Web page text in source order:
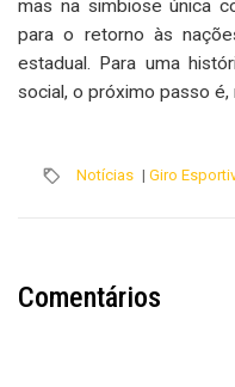
mas na simbiose única
para o retorno às
estadual. Para uma
social, o próximo passo
Notícias | Giro
Comentários